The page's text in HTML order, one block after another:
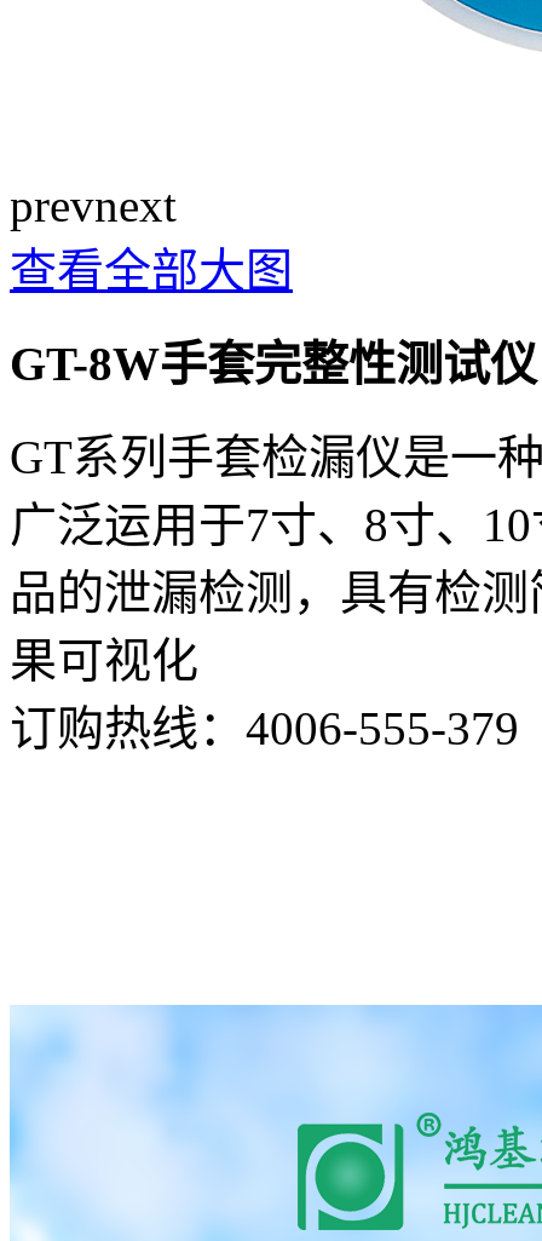
prevnext
查看全部大图
GT-8W手套完整性测试仪
GT系列手套检漏仪是一
广泛运用于7寸、8寸、
品的泄漏检测，具有检
果可视化
订购热线： 4006-555-379